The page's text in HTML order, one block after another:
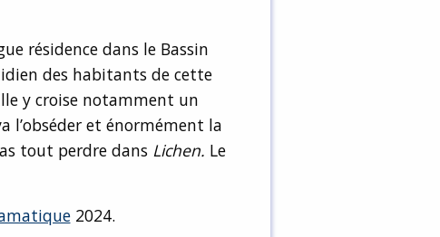
résidence dans le Bassin
des habitants de cette
y croise notamment un
l’obséder et énormément la
tout perdre dans Lichen. Le
2024.